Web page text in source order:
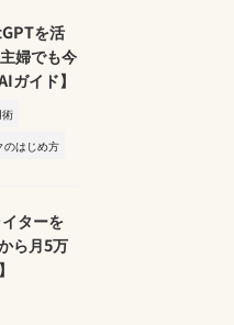
を活
婦でも今
ガイド】
のはじめ方
ターを
ら月5万